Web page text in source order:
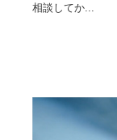
相談してか...